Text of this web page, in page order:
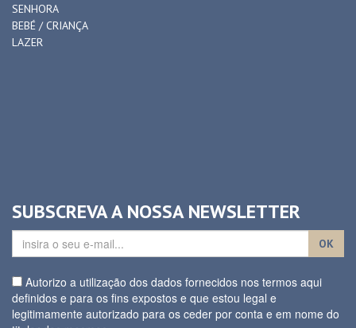
SENHORA
BEBÉ / CRIANÇA
LAZER
SUBSCREVA A NOSSA NEWSLETTER
OK
Autorizo a utilização dos dados fornecidos nos termos aqui
definidos e para os fins expostos e que estou legal e
legitimamente autorizado para os ceder por conta e em nome do